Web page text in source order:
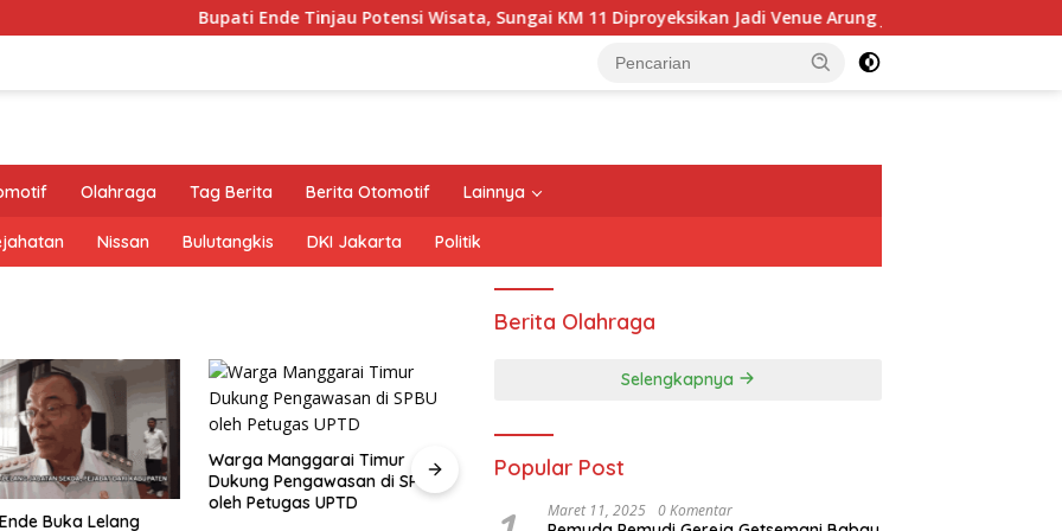
Bupati Ende Tinjau Potensi Wisata, Sungai KM 11 Diproyeksikan Jadi Venue Arung Jeram PON 2028
Olahraga Tag Berita Berita Otomotif Lainnya
Nissan Bulutangkis DKI Jakarta Politik
Warga Manggarai Timur
Dukung Pengawasan di SPBU
oleh Petugas UPTD
Bandara Frans Seda Maumere
UPTD SPAM Manggarai Timur
Berita Olahraga
Selengkapnya
Popular Post
Maret 11, 2025 0 Komentar